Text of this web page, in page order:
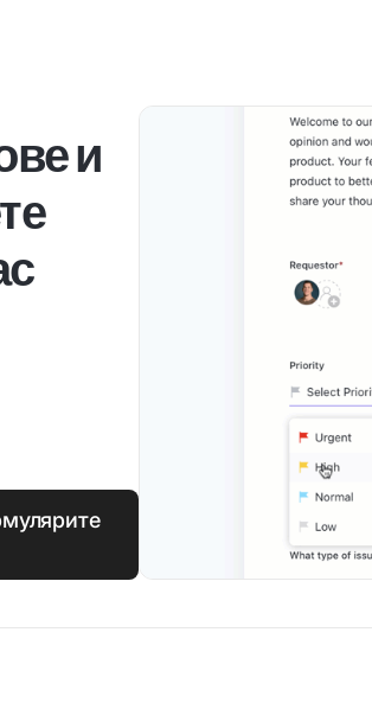
и